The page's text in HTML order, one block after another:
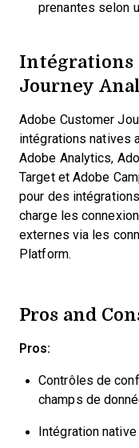
prenantes selon
Intégrations
Journey
Adobe Customer
intégrations natives
Adobe Analytics,
Target et Adobe
pour des
charge les
externes via les
Platform.
Pros and
Pros:
Contrôles de
champs de
Intégration